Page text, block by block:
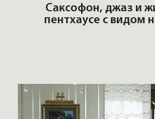
Саксофон, джаз и
пентхаусе с видом